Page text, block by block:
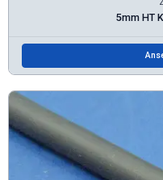
5mm HT